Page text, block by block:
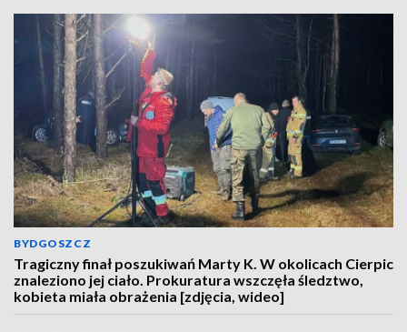
BYDGOSZCZ
Tragiczny finał poszukiwań Marty K. W okolicach Cierpic
znaleziono jej ciało. Prokuratura wszczęła śledztwo,
kobieta miała obrażenia [zdjęcia, wideo]